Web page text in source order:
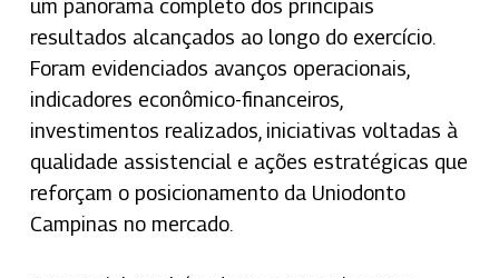
um panorama completo dos principais
resultados alcançados ao longo do exercício.
Foram evidenciados avanços operacionais,
indicadores econômico-financeiros,
investimentos realizados, iniciativas voltadas à
qualidade assistencial e ações estratégicas que
reforçam o posicionamento da Uniodonto
Campinas no mercado.